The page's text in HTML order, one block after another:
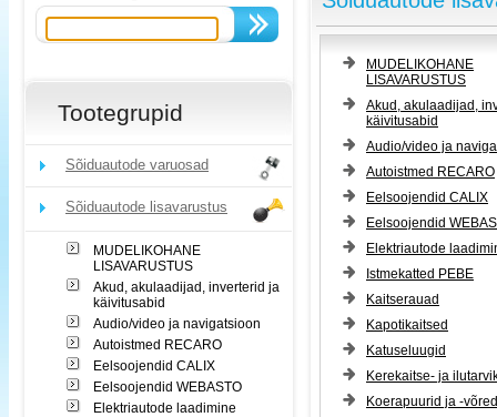
Tootegrupid
Sõiduautode varuosad
Sõiduautode lisavarustus
MUDELIKOHANE
LISAVARUSTUS
Akud, akulaadijad, inverterid ja
käivitusabid
Audio/video ja navigatsioon
Autoistmed RECARO
Eelsoojendid CALIX
Eelsoojendid WEBASTO
Elektriautode laadimine
MUDELIKOHANE
LISAVARUSTUS
Akud, akulaadijad,
käivitusabid
Audio/video ja
Autoistmed RECARO
Eelsoojendid CALIX
Eelsoojendid
Elektriautode
Istmekatted PEBE
Kaitserauad
Kapotikaitsed
Katuseluugid
Kerekaitse- ja
Koerapuurid ja -võred